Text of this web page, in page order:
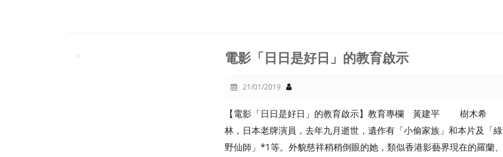
電影「日日是好日」的教育啟示
21/01/2019
【電影「日日是好日」的教育啟示】教育專欄 黃建平 樹木希
林，日本老牌演員，去年九月逝世，遺作有「小偷家族」和本片及「綠
野仙師」*1等。外貌慈祥稍稍倒眼的她，類似香港影藝界現在的羅蘭、